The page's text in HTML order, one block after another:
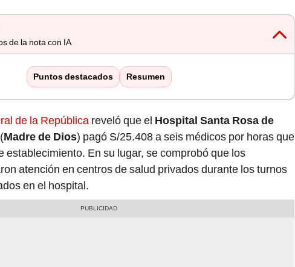
de la nota con IA
Puntos destacados Resumen
de la República reveló que el Hospital Santa Rosa de
(Madre de Dios) pagó S/25.408 a seis médicos por horas que
establecimiento. En su lugar, se comprobó que los
atención en centros de salud privados durante los turnos
en el hospital.